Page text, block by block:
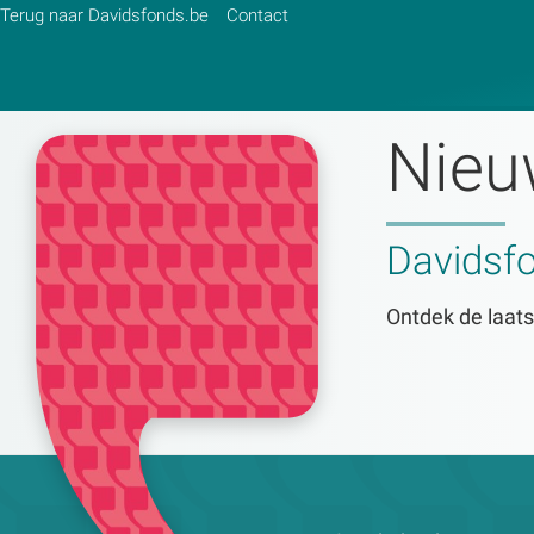
Terug naar Davidsfonds.be Contact
Ontdek de
Zoek: